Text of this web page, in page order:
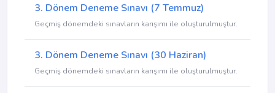
3. Dönem Deneme Sınavı (7 Temmuz)
Geçmiş dönemdeki sınavların karışımı ile oluşturulmuştur.
3. Dönem Deneme Sınavı (30 Haziran)
Geçmiş dönemdeki sınavların karışımı ile oluşturulmuştur.